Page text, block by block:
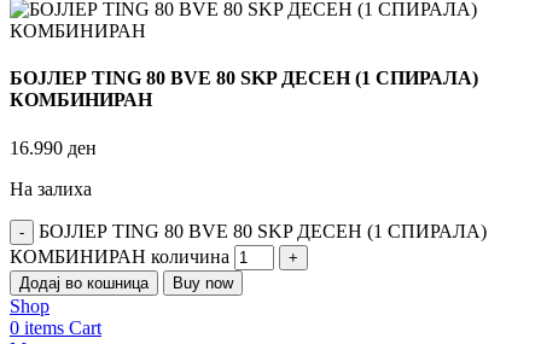
БОЈЛЕР TING 80 BVE 80 SKP ДЕСЕН (1 СПИРАЛА)
КОМБИНИРАН
16.990 ден
На залиха
БОЈЛЕР TING 80 BVE 80 SKP ДЕСЕН (1 СПИРАЛА)
КОМБИНИРАН количина
Додај во кошница Buy now
Shop
0 items Cart